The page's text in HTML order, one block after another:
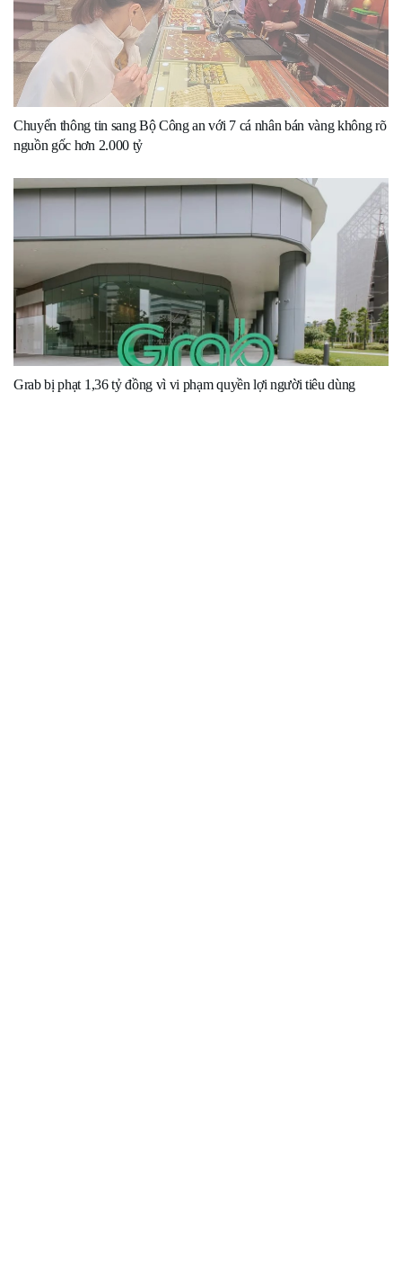
Chuyển thông tin sang Bộ Công an với 7 cá nhân bán vàng không rõ
nguồn gốc hơn 2.000 tỷ
Grab bị phạt 1,36 tỷ đồng vì vi phạm quyền lợi người tiêu dùng